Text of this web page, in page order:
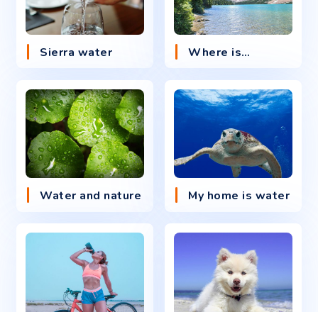
Sierra water Where is…
Water and nature My home is water